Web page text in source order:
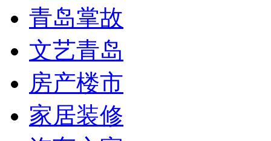
青岛掌故
文艺青岛
房产楼市
家居装修